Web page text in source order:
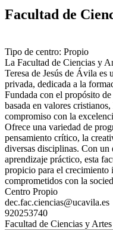
Facultad de
Tipo de centro: Propio
La Facultad de Ciencias y
Teresa de Jesús de Ávila es
privada, dedicada a la
Fundada con el propósito
basada en valores
compromiso con la
Ofrece una variedad de
pensamiento crítico, la
diversas disciplinas. Con
aprendizaje práctico, esta
propicio para el crecimiento
comprometidos con la
Centro Propio
dec.fac.ciencias@ucavila.es
920253740
Facultad de Ciencias y Artes